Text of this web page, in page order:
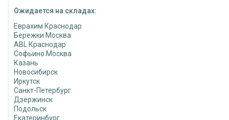
Ожидается на складах:
Еврахим Краснодар
Бережки Москва
ABL Краснодар
Софьино Москва
Казань
Новосибирск
Иркутск
Санкт-Петербург
Дзержинск
Подольск
Екатеринбург